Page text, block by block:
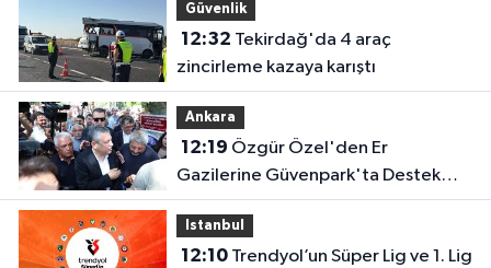
Güvenlik
12:32
zincirleme kazaya karıştı
Ankara
12:19
Gazilerine Güvenpark'ta Destek
Ziyareti
Istanbul
12:10Trendyol’un Süper Lig ve 1. Lig